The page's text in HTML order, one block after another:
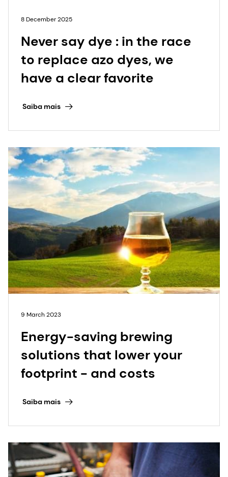
8 December 2025
Never say dye : in the race
to replace azo dyes, we
have a clear favorite
Saiba mais
9 March 2023
Energy-saving brewing
solutions that lower your
footprint - and costs
Saiba mais